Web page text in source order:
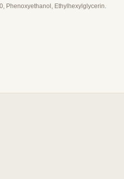
Phenoxyethanol, Ethylhexylglycerin.